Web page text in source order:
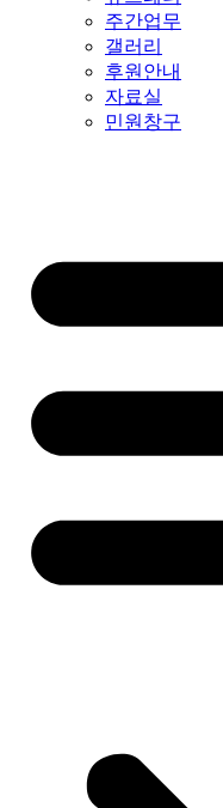
주간업무
갤러리
후원안내
자료실
민원창구